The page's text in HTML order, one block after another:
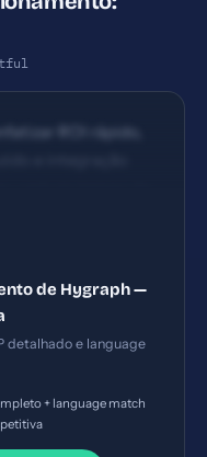
ROI rápido,
aumentar
de Hygraph —
detalhado e language
+ language match